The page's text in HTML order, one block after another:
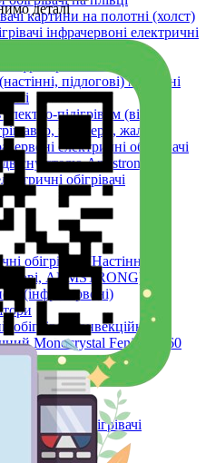
картини на полотні (холст)
інфрачервоні електричні
обігрівачі
підлогові) мобільні
підігрівом (вікон,
авто, шпалери, жалюзі)
електричні обігрівачі
стелю Armstrong)
обігрівачі
обігрівачі (Настінні,
ARMSTRONG)
(інфрачервоні)
обігрівач конвекційний
Monocrystal Fenix 60x60
обігрівачі
підігрівом
деталі